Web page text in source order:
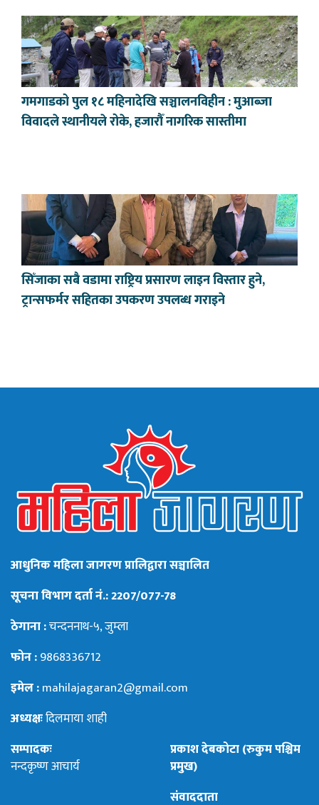
गमगाडको पुल १८ महिनादेखि सञ्चालनविहीन : मुआब्जा
विवादले स्थानीयले रोके, हजारौँ नागरिक सास्तीमा
सिँजाका सबै वडामा राष्ट्रिय प्रसारण लाइन विस्तार हुने,
ट्रान्सफर्मर सहितका उपकरण उपलब्ध गराइने
आधुनिक महिला जागरण प्रालिद्वारा सञ्चालित
सूचना विभाग दर्ता नं.: 2207/077-78
ठेगाना :चन्दननाथ-५, जुम्ला
फोन :9868336712
इमेल :mahilajagaran2@gmail.com
अध्यक्षःदिलमाया शाही
सम्पादकः
नन्दकृष्ण आचार्य
प्रकाश देबकोटा (रुकुम पश्चिम
प्रमुख)
संवाददाता